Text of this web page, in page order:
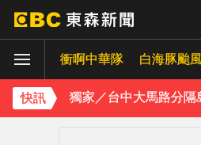
衝啊中華隊 白海豚颱
快訊
獨家／台中大馬路分隔